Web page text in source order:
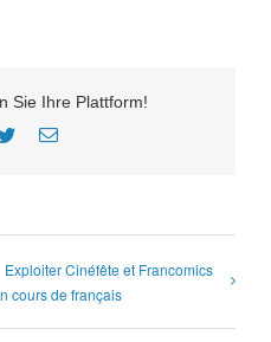
Sie Ihre Plattform!
TwitterE-
Exploiter Cinéfête et Francomics
cours de français